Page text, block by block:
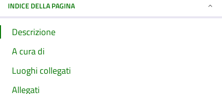
INDICE DELLA PAGINA
Descrizione
A cura di
Luoghi collegati
Allegati